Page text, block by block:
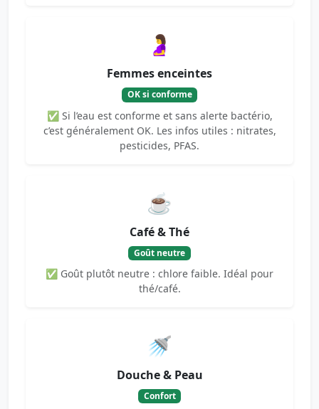
🤰
Femmes enceintes
OK si conforme
✅ Si l’eau est conforme et sans alerte bactério,
c’est généralement OK. Les infos utiles : nitrates,
pesticides, PFAS.
☕
Café & Thé
Goût neutre
✅ Goût plutôt neutre : chlore faible. Idéal pour
thé/café.
🚿
Douche & Peau
Confort